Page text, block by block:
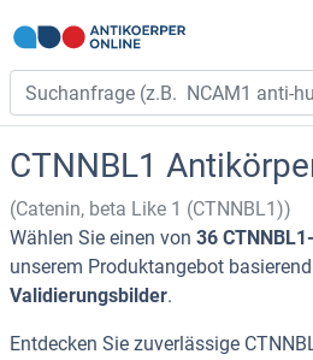
CTNNBL1
(Catenin, beta Like 1 (CTNNBL1))
Wählen Sie einen von 36
unserem Produktangebot
Validierungsbilder.
Entdecken Sie zuverlässige